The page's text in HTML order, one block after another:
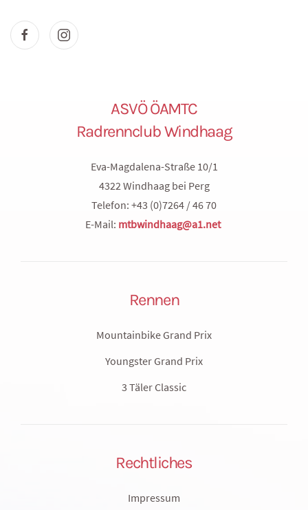
ASVÖ ÖAMTC
Radrennclub Windhaag
Eva-Magdalena-Straße 10/1
4322 Windhaag bei Perg
Telefon: +43 (0)7264 / 46 70
E-Mail: mtbwindhaag@a1.net
Rennen
Mountainbike Grand Prix
Youngster Grand Prix
3 Täler Classic
Rechtliches
Impressum